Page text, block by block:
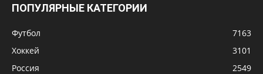
ПОПУЛЯРНЫЕ КАТЕГОРИИ
Футбол
7163
Хоккей
3101
Россия
2549